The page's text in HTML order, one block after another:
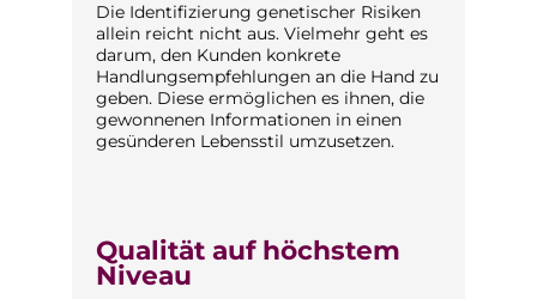
Die Identifizierung genetischer Risiken
allein reicht nicht aus. Vielmehr geht es
darum, den Kunden konkrete
Handlungsempfehlungen an die Hand zu
geben. Diese ermöglichen es ihnen, die
gewonnenen Informationen in einen
gesünderen Lebensstil umzusetzen.
Qualität auf höchstem
Niveau